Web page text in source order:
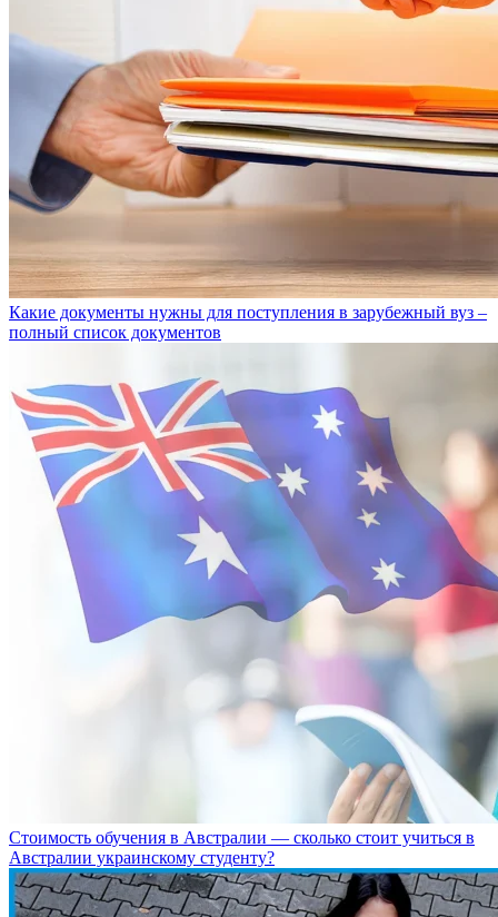
Какие документы нужны для поступления в зарубежный вуз –
полный список документов
Стоимость обучения в Австралии — сколько стоит учиться в
Австралии украинскому студенту?